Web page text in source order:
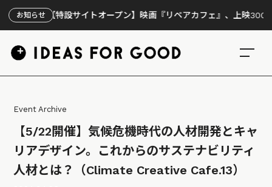
お知らせ
【特設サイトオープン】映画『リペアカフェ』、上映300回の先で
Event Archive
【5/22開催】気候危機時代の人材開発とキャ
リアデザイン。これからのサステナビリティ
人材とは？（Climate Creative Cafe.13）